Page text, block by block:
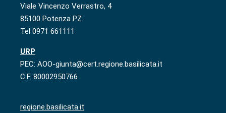
Viale Vincenzo Verrastro, 4
85100 Potenza PZ
Tel 0971 661111
URP
PEC: AOO-giunta@cert.regione.basilicata.it
C.F. 80002950766
regione.basilicata.it